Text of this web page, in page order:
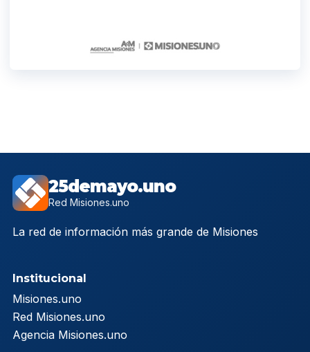
25demayo.uno
Red Misiones.uno
La red de información más grande de Misiones
Institucional
Misiones.uno
Red Misiones.uno
Agencia Misiones.uno